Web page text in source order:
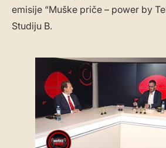
emisije “Muške priče – power by
Studiju B.